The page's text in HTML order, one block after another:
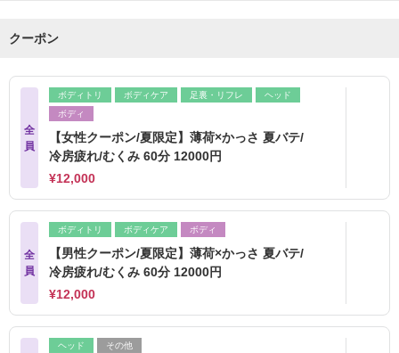
クーポン
全
員
ボディトリ ボディケア 足裏・リフレ
ヘッド
ボディ
【女性クーポン/夏限定】薄荷×かっさ 夏バテ/
冷房疲れ/むくみ 60分 12000円
¥12,000
全
員
ボディトリ ボディケア ボディ
【男性クーポン/夏限定】薄荷×かっさ 夏バテ/
冷房疲れ/むくみ 60分 12000円
¥12,000
ヘッド その他